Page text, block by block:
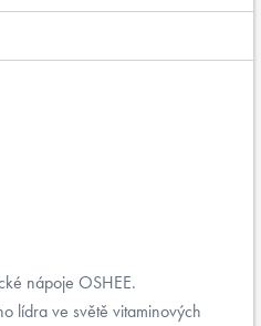
nápoje OSHEE.
lídra ve světě vitaminových